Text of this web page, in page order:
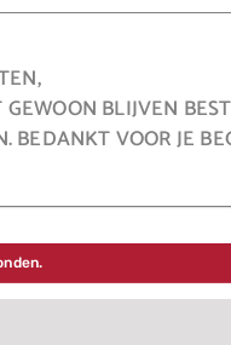
BLIJVEN
BEDANKT VOOR JE